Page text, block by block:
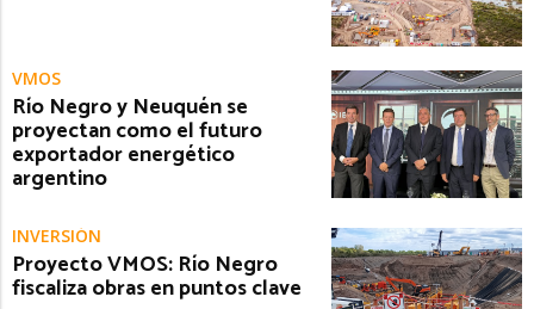
VMOS
Río Negro y Neuquén se
proyectan como el futuro
exportador energético
argentino
INVERSIÓN
Proyecto VMOS: Río Negro
fiscaliza obras en puntos clave